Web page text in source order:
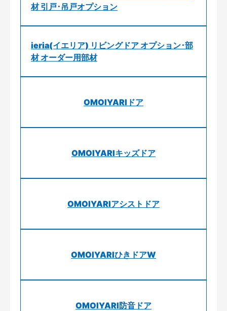
材 引戸･吊戸オプション
ieria(イエリア) リビングドア オプション･部
材 オーダー用部材
OMOIYARIドア
OMOIYARIキッズドア
OMOIYARIアシストドア
OMOIYARIひきドアW
OMOIYARI防音ドア